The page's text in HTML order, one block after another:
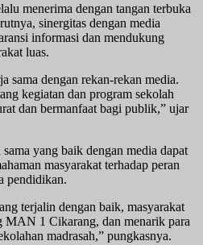
menerima dengan tangan terbuka
sinergitas dengan media
informasi dan mendukung
luas.
sama dengan rekan-rekan media.
kegiatan dan program sekolah
dan bermanfaat bagi publik,” ujar
yang baik dengan media dapat
masyarakat terhadap peran
pendidikan.
terjalin dengan baik, masyarakat
MAN 1 Cikarang, dan menarik para
madrasah,” pungkasnya.